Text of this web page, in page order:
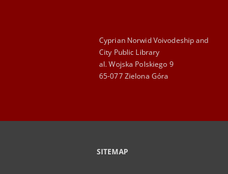
Cyprian Norwid Voivodeship and
City Public Library
al. Wojska Polskiego 9
65-077 Zielona Góra
SITEMAP